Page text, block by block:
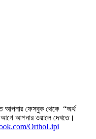
আপনার ফেসবুক থেকে “অর্থ
আগে আপনার ওয়ালে দেখতে।
OrthoLipi